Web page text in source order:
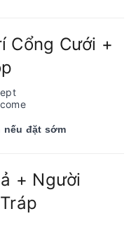
Cổng Cưới +
nếu đặt sớm
+ Người